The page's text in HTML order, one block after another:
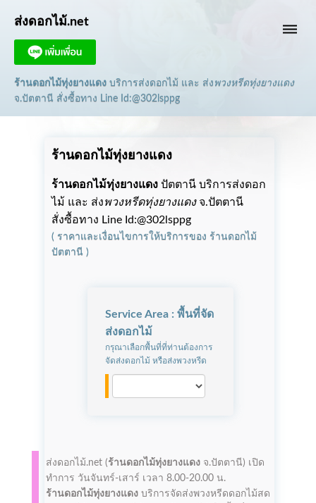
dehaze
ส่งดอกไม้.net
ร้านดอกไม้ทุ่งยางแดง บริการส่งดอกไม้ และ ส่ง พวงหรีดทุ่งยางแดง
จ.ปัตตานี สั่งซื้อทาง Line Id:@302lsppg
ร้านดอกไม้ทุ่งยางแดง
ร้านดอกไม้ทุ่งยางแดง ปัตตานี บริการส่งดอก
ไม้ และ ส่งพวงหรีดทุ่งยางแดงจ.ปัตตานี
สั่งซื้อทาง Line Id:@302lsppg
( ราคาและเงื่อนไขการให้บริการของ ร้านดอกไม้
ปัตตานี )
Service Area : พื้นที่จัด
ส่งดอกไม้
กรุณาเลือกพื้นที่ที่ท่านต้องการ
จัดส่งดอกไม้ หรือส่งพวงหรีด
ส่งดอกไม้.net (ร้านดอกไม้ทุ่งยางแดงจ.ปัตตานี) เปิด
ทำการ วันจันทร์-เสาร์ เวลา 8.00-20.00 น.
ร้านดอกไม้ทุ่งยางแดงบริการจัดส่งพวงหรีดดอกไม้สด